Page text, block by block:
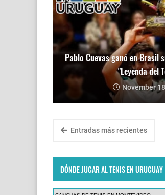
Pablo Cuevas ganó en
"Leyenda del
November
Entradas más recientes
DÓNDE JUGAR AL TENIS EN URUGUAY